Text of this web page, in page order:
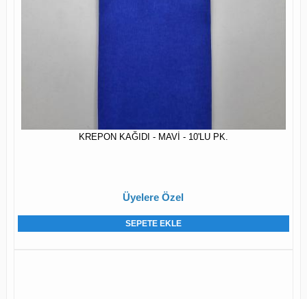
KREPON KAĞIDI - MAVİ - 10'LU PK.
Üyelere Özel
SEPETE EKLE